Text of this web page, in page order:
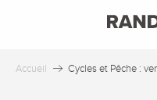
principal
Accueil Cycles et Pêche :